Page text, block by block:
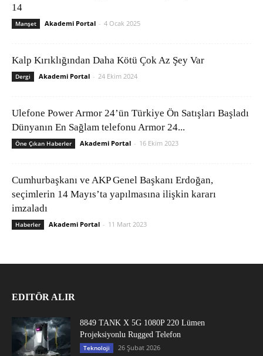
14
Manşet Akademi Portal - 4 Ocak 2025
Kalp Kırıklığından Daha Kötü Çok Az Şey Var
Dergi Akademi Portal - 24 Ekim 2024
Ulefone Power Armor 24’ün Türkiye Ön Satışları Başladı
Dünyanın En Sağlam telefonu Armor 24...
Öne Çıkan Haberler Akademi Portal - 16 Ekim 2023
Cumhurbaşkanı ve AKP Genel Başkanı Erdoğan,
seçimlerin 14 Mayıs’ta yapılmasına ilişkin kararı
imzaladı
Haberler Akademi Portal - 11 Mart 2023
EDITÖR ALIR
8849 TANK X 5G 1080P 220 Lümen
Projeksiyonlu Rugged Telefon
Teknoloji 26 Şubat 2026